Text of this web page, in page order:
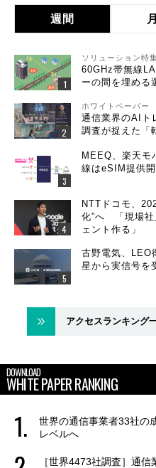
週間
ソリューション特
60GHz帯無線
ーの間を埋める
ホワイトペーパー
通信業界のAI
調査が捉えた「
MEEQ、楽天
線はeSIM提供
NTTドコモ、
化”へ 「現場社
ェント作る」
古野電気、LEO
星から実信号を
アクセスランキング
DOWNLOAD
WHITE PAPER RANKING
世界の通信事業者33社の
レベルへ
［世界4473社調査］通